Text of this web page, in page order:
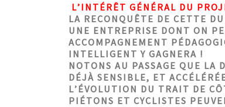
L’INTÉRÊT GÉNÉRAL DU
LA RECONQUÊTE DE CETTE
UNE ENTREPRISE DONT ON
ACCOMPAGNEMENT
INTELLIGENT Y GAGNERA !
NOTONS AU PASSAGE QUE LA
DÉJÀ SENSIBLE, ET
L’ÉVOLUTION DU TRAIT DE
PIÉTONS ET CYCLISTES